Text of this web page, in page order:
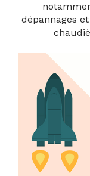
dépannages